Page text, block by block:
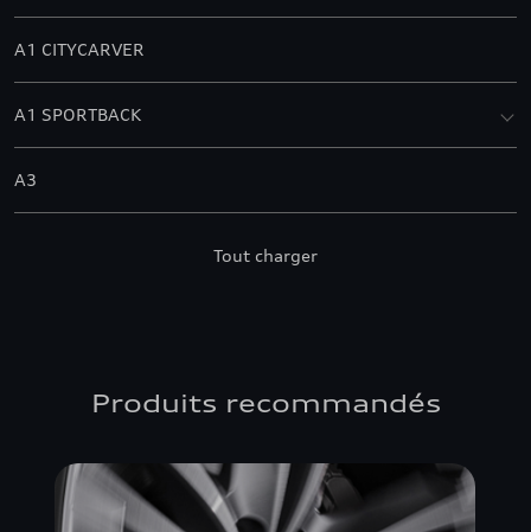
A1 CITYCARVER
A1 SPORTBACK
A3
A4 ALLROAD QUATTRO
Tout charger
Produits recommandés